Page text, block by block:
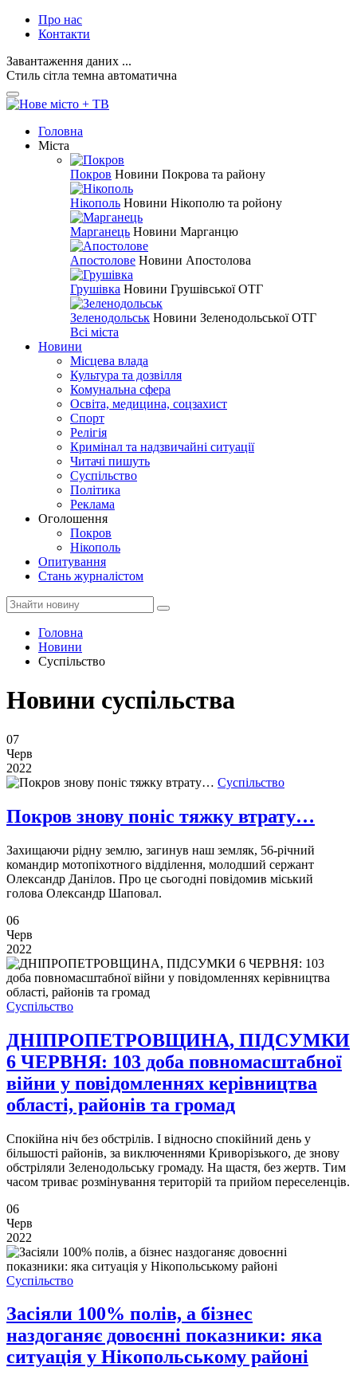
Про нас
Контакти
Завантаження даних ...
Стиль сітла темна автоматична
Головна
Міста
Покров Новини Покрова та району
Нікополь Новини Нікополю та ройону
Марганець Новини Марганцю
Апостолове Новини Апостолова
Грушівка Новини Грушівської ОТГ
Зеленодольськ Новини Зеленодольської ОТГ
Всі міста
Новини
Місцева влада
Культура та дозвілля
Комунальна сфера
Освіта, медицина, соцзахист
Спорт
Релігія
Кримінал та надзвичайні ситуації
Читачі пишуть
Суспільство
Політика
Реклама
Оголошення
Покров
Нікополь
Опитування
Стань журналістом
Головна
Новини
Суспільство
Новини суспільства
07
Черв
2022
Суспільство
Покров знову поніс тяжку втрату…
Захищаючи рідну землю, загинув наш земляк, 56-річний
командир мотопіхотного відділення, молодший сержант
Олександр Данілов. Про це сьогодні повідомив міський
голова Олександр Шаповал.
06
Черв
2022
Суспільство
ДНІПРОПЕТРОВЩИНА, ПІДСУМКИ
6 ЧЕРВНЯ: 103 доба повномасштабної
війни у повідомленнях керівництва
області, районів та громад
Спокійна ніч без обстрілів. І відносно спокійний день у
більшості районів, за виключеннями Криворізького, де знову
обстріляли Зеленодольську громаду. На щастя, без жертв. Тим
часом триває розмінування територій та прийом переселенців.
06
Черв
2022
Суспільство
Засіяли 100% полів, а бізнес
наздоганяє довоєнні показники: яка
ситуація у Нікопольському районі